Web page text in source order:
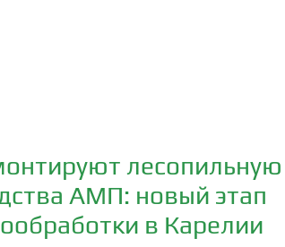
лесопильную
АМП: новый этап
в Карелии